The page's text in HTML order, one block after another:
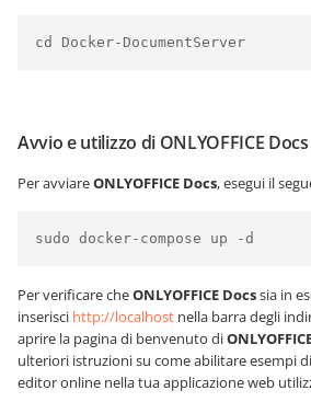
cd Docker-DocumentServer
Avvio e utilizzo di ONLYOFFICE Docs
Per avviareONLYOFFICE Docs, esegui il
sudo docker-compose up -d
Per verificare cheONLYOFFICE Docssia in
inserisci http://localhost nella barra degli
aprire la pagina di benvenuto di
ulteriori istruzioni su come abilitare esempi
editor online nella tua applicazione web